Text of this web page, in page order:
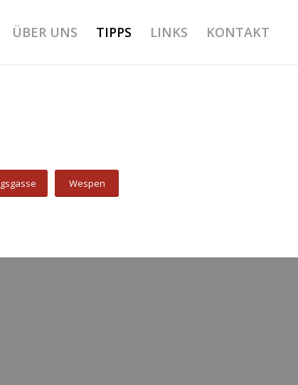
ÜBER UNS TIPPS LINKS KONTAKT
Wespen